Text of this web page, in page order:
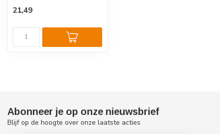
ru...
21,49
Abonneer je op onze nieuwsbrief
Blijf op de hoogte over onze laatste acties